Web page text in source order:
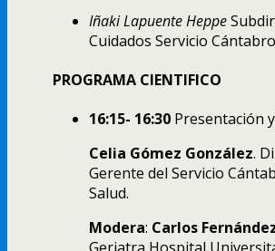
Iñaki Lapuente Heppe
Cuidados Servicio
PROGRAMA CIENTIFICO
16:15- 16:30 Presentación
Celia Gómez González.
Gerente del Servicio
Salud.
Modera: Carlos